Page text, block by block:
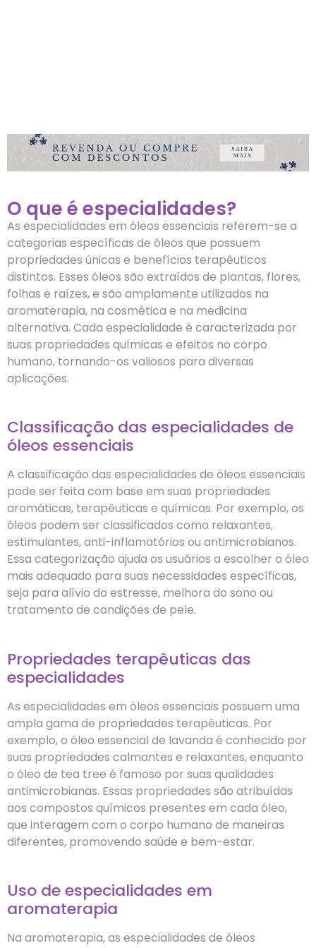
O que é especialidades?
As especialidades em óleos essenciais referem-se a
categorias específicas de óleos que possuem
propriedades únicas e benefícios terapêuticos
distintos. Esses óleos são extraídos de plantas, flores,
folhas e raízes, e são amplamente utilizados na
aromaterapia, na cosmética e na medicina
alternativa. Cada especialidade é caracterizada por
suas propriedades químicas e efeitos no corpo
humano, tornando-os valiosos para diversas
aplicações.
Classificação das especialidades de
óleos essenciais
A classificação das especialidades de óleos essenciais
pode ser feita com base em suas propriedades
aromáticas, terapêuticas e químicas. Por exemplo, os
óleos podem ser classificados como relaxantes,
estimulantes, anti-inflamatórios ou antimicrobianos.
Essa categorização ajuda os usuários a escolher o óleo
mais adequado para suas necessidades específicas,
seja para alívio do estresse, melhora do sono ou
tratamento de condições de pele.
Propriedades terapêuticas das
especialidades
As especialidades em óleos essenciais possuem uma
ampla gama de propriedades terapêuticas. Por
exemplo, o óleo essencial de lavanda é conhecido por
suas propriedades calmantes e relaxantes, enquanto
o óleo de tea tree é famoso por suas qualidades
antimicrobianas. Essas propriedades são atribuídas
aos compostos químicos presentes em cada óleo,
que interagem com o corpo humano de maneiras
diferentes, promovendo saúde e bem-estar.
Uso de especialidades em
aromaterapia
Na aromaterapia, as especialidades de óleos